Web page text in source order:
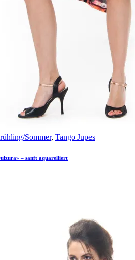
Sommer, Tango Jupes
– sanft aquarelliert